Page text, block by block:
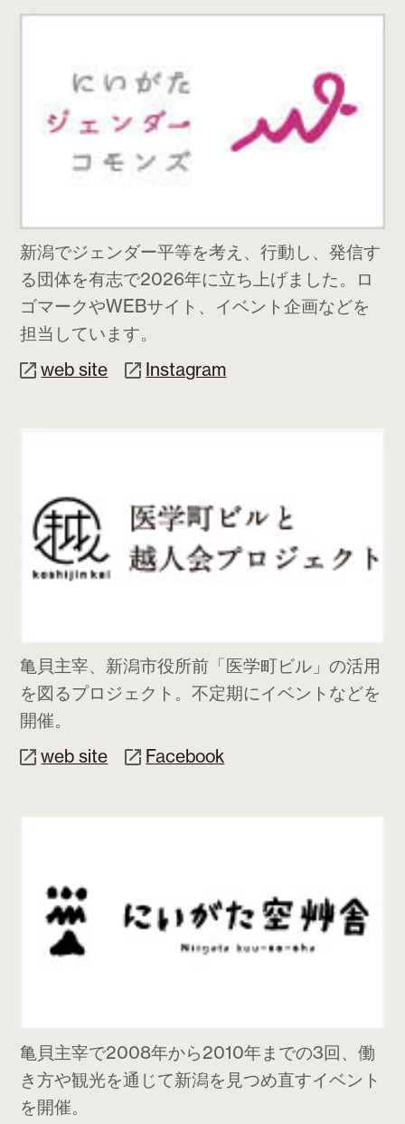
新潟でジェンダー平等を考え、行動し、発信す
る団体を有志で2026年に立ち上げました。ロ
ゴマークやWEBサイト、イベント企画などを
担当しています。
web site
Instagram
亀貝主宰、新潟市役所前「医学町ビル」の活用
を図るプロジェクト。不定期にイベントなどを
開催。
web site
Facebook
亀貝主宰で2008年から2010年までの3回、働
き方や観光を通じて新潟を見つめ直すイベント
を開催。